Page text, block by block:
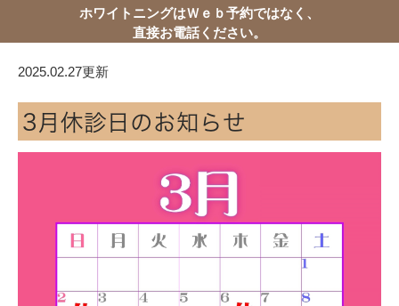
ホワイトニングはＷｅｂ予約ではなく、
直接お電話ください。
2025.02.27更新
3月休診日のお知らせ